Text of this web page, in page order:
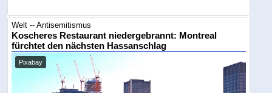
Welt -- Antisemitismus
Koscheres Restaurant niedergebrannt: Montreal
fürchtet den nächsten Hassanschlag
Pixabay